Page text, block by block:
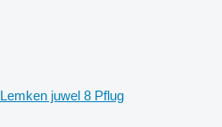
Lemken juwel 8 Pflug